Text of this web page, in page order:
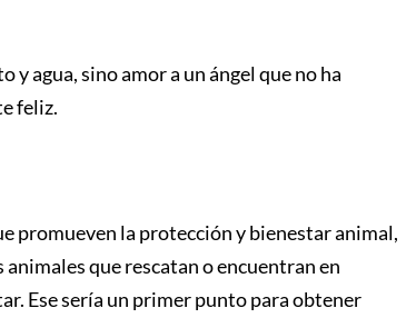
agua, sino amor a un ángel que no ha
feliz.
promueven la protección y bienestar animal,
que rescatan o encuentran en
Ese sería un primer punto para obtener